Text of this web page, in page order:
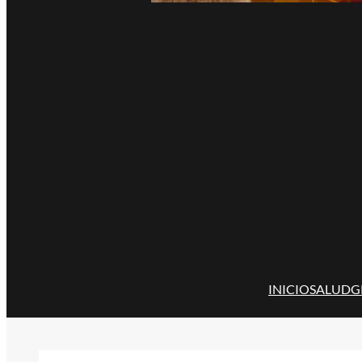
INICIOSALUD